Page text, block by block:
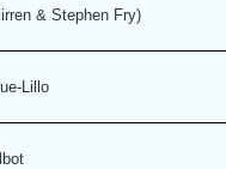
& Stephen Fry)
Lillo